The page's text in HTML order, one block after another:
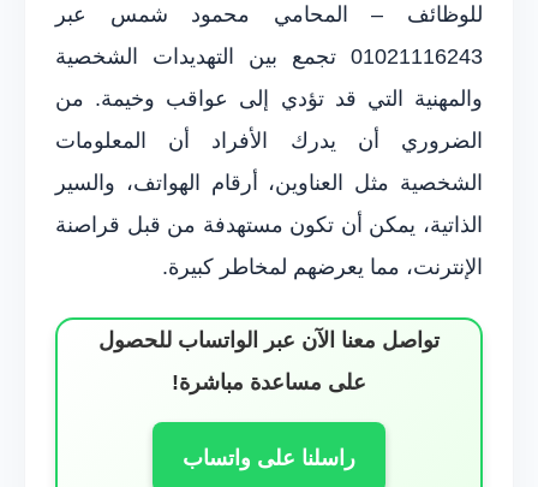
للوظائف – المحامي محمود شمس عبر
01021116243 تجمع بين التهديدات الشخصية
والمهنية التي قد تؤدي إلى عواقب وخيمة. من
الضروري أن يدرك الأفراد أن المعلومات
الشخصية مثل العناوين، أرقام الهواتف، والسير
الذاتية، يمكن أن تكون مستهدفة من قبل قراصنة
الإنترنت، مما يعرضهم لمخاطر كبيرة.
تواصل معنا الآن عبر الواتساب للحصول
على مساعدة مباشرة!
راسلنا على واتساب